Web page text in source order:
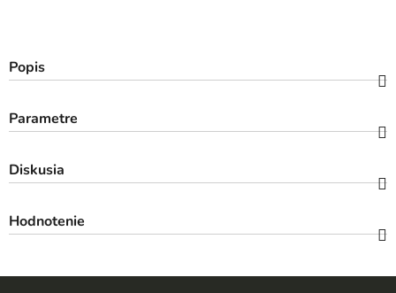
Popis
Parametre
Diskusia
Hodnotenie